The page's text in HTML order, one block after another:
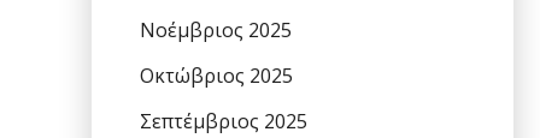
Νοέμβριος 2025
Οκτώβριος 2025
Σεπτέμβριος 2025